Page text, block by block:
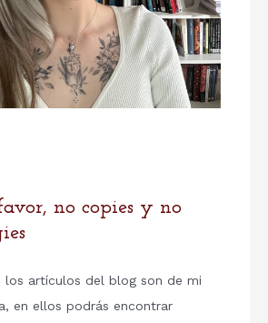
no copies y no
los artículos del blog son de mi
en ellos podrás encontrar